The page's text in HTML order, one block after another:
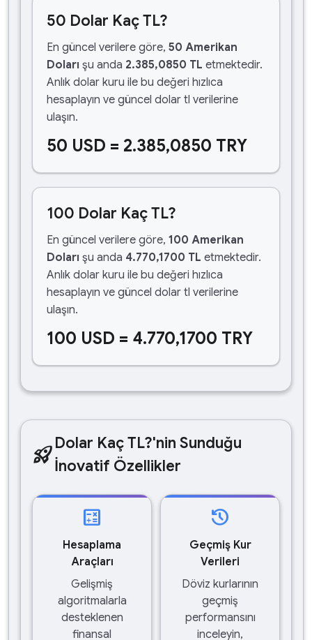
50 Dolar Kaç TL?
En güncel verilere göre, 50 Amerikan
Doları şu anda 2.385,0850 TL etmektedir.
Anlık dolar kuru ile bu değeri hızlıca
hesaplayın ve güncel dolar tl verilerine
ulaşın.
50 USD = 2.385,0850 TRY
100 Dolar Kaç TL?
En güncel verilere göre, 100 Amerikan
Doları şu anda 4.770,1700 TL etmektedir.
Anlık dolar kuru ile bu değeri hızlıca
hesaplayın ve güncel dolar tl verilerine
ulaşın.
100 USD = 4.770,1700 TRY
rocket_launchDolar Kaç TL?'nin Sunduğu
İnovatif Özellikler
calculate
Hesaplama
Araçları
Gelişmiş
algoritmalarla
desteklenen
finansal
history
Geçmiş Kur
Verileri
Döviz kurlarının
geçmiş
performansını
inceleyin,